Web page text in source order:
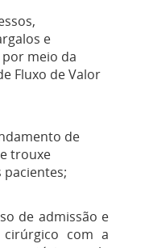
e
meio da
Fluxo de Valor
de
trouxe
de admissão e
com a